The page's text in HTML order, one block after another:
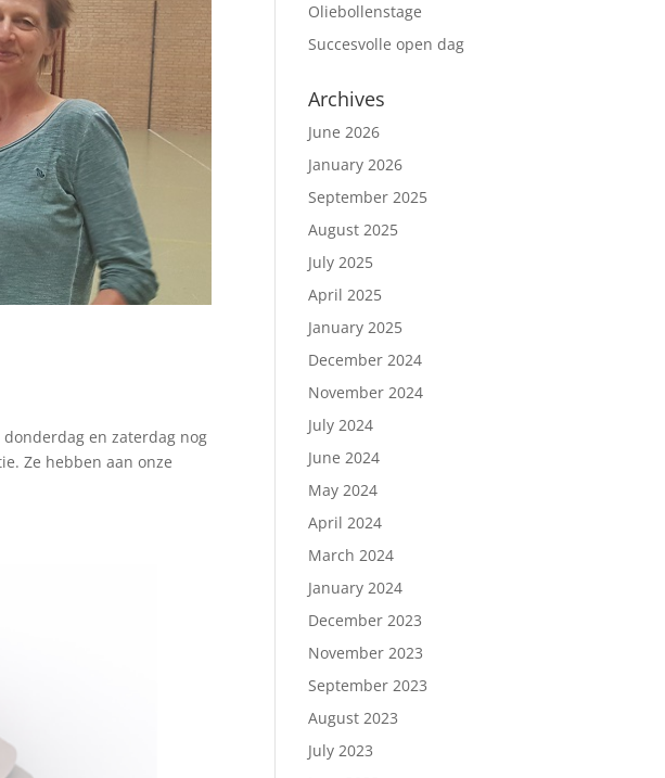
en zaterdag nog
Ze hebben aan onze
Oliebollenstage
Succesvolle open dag
Archives
June 2026
January 2026
September 2025
August 2025
July 2025
April 2025
January 2025
December 2024
November 2024
July 2024
June 2024
May 2024
April 2024
March 2024
January 2024
December 2023
November 2023
September 2023
August 2023
July 2023